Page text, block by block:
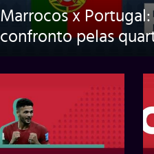
Marrocos x
confronto pelas